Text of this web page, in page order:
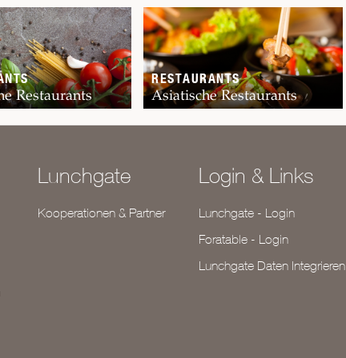
Restaurants
RESTAURANTS
Asiatische Restaurants
Lunchgate
Kooperationen & Partner
Login & Links
Lunchgate - Login
Foratable - Login
Lunchgate Daten Integrieren